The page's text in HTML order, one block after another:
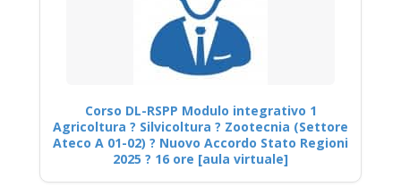
Corso DL-RSPP Modulo integrativo 1
Agricoltura ? Silvicoltura ? Zootecnia (Settore
Ateco A 01-02) ? Nuovo Accordo Stato Regioni
2025 ? 16 ore [aula virtuale]